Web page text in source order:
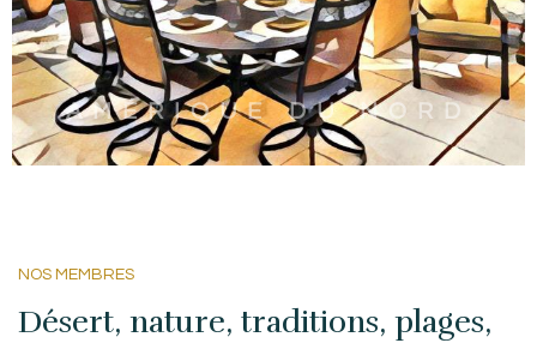
AMÉRIQUE DU NORD
NOS MEMBRES
Désert, nature, traditions, plages,